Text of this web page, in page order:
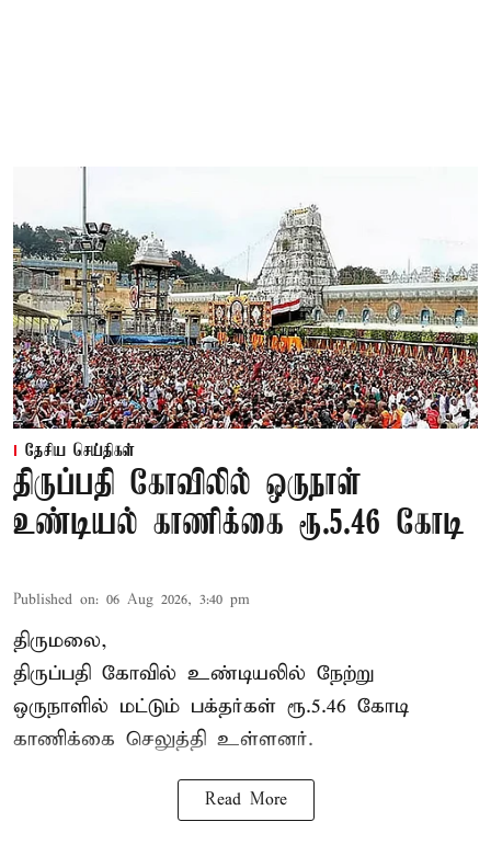
தேசிய செய்திகள்
திருப்பதி கோவிலில் ஒருநாள்
உண்டியல் காணிக்கை ரூ.5.46 கோடி
Published on: 06 Aug 2026, 3:40 pm
திருமலை,
திருப்பதி கோவில் உண்டியலில் நேற்று
ஒருநாளில் மட்டும் பக்தர்கள் ரூ.5.46 கோடி
காணிக்கை செலுத்தி உள்ளனர்.
Read More